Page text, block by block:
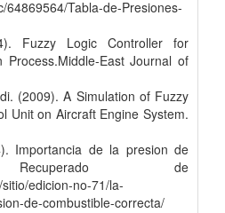
64869564/Tabla-de-Presiones-
Fuzzy Logic Controller for
Process.Middle-East Journal of
(2009). A Simulation of Fuzzy
Unit on Aircraft Engine System.
Importancia de la presion de
Recuperado de
edicion-no-71/la-
de-combustible-correcta/